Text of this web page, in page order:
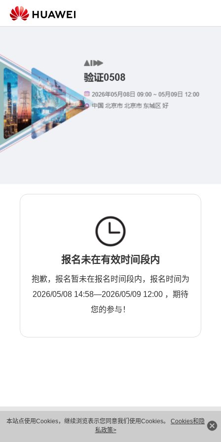
本站点使用Cookies，继续浏览表示您同意我们使用Cookies。 Cookies和隐
私政策>
报名未在有效时间段内
抱歉，报名暂未在报名时间段内，报名时间为
2026/05/08 14:58—2026/05/09 12:00 ，期待
您的参与！
隐私保护
法律声明